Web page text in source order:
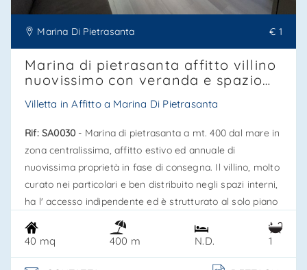
Marina Di Pietrasanta € 1
Marina di pietrasanta affitto villino
nuovissimo con veranda e spazio
estivo 2027. Rif. Sa0030
Villetta in Affitto a Marina Di Pietrasanta
Rif: SA0030 - Marina di pietrasanta a mt. 400 dal mare in
zona centralissima, affitto estivo ed annuale di
nuovissima proprietà in fase di consegna. Il villino, molto
curato nei particolari e ben distribuito negli spazi interni,
ha l' accesso indipendente ed è strutturato al solo piano
terreno, con veranda di ingresso e resede eslusivo con
zona relax. L'interno è composto da soggiorno con
40 mq 400 m N.D. 1